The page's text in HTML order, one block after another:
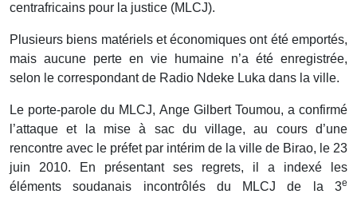
centrafricains pour la justice (MLCJ).
Plusieurs biens matériels et économiques ont été emportés,
mais aucune perte en vie humaine n’a été enregistrée,
selon le correspondant de Radio Ndeke Luka dans la ville.
Le porte-parole du MLCJ, Ange Gilbert Toumou, a confirmé
l’attaque et la mise à sac du village, au cours d’une
rencontre avec le préfet par intérim de la ville de Birao, le 23
juin 2010. En présentant ses regrets, il a indexé les
éléments soudanais incontrôlés du MLCJ de la 3e